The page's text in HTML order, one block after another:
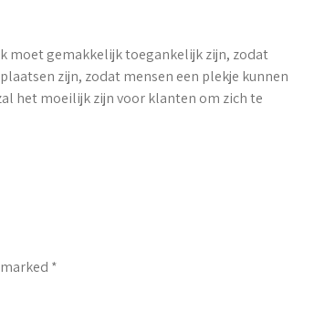
moet gemakkelijk toegankelijk zijn, zodat
zijn, zodat mensen een plekje kunnen
het moeilijk zijn voor klanten om zich te
*